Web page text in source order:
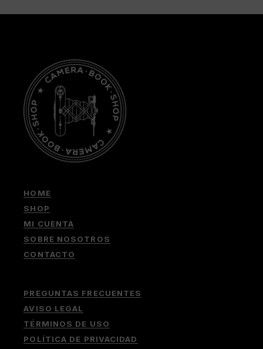
HOME
SHOP
MI CUENTA
SOBRE NOSOTROS
CONTACTO
PREGUNTAS FRECUENTES
AVISO LEGAL
TÉRMINOS DE USO
POLÍTICA DE PRIVACIDAD